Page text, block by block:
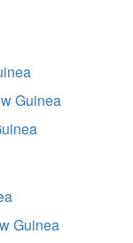
Guinea
Guinea